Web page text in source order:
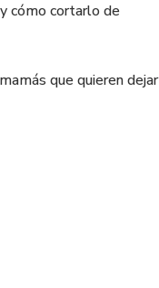
cómo cortarlo de
que quieren dejar